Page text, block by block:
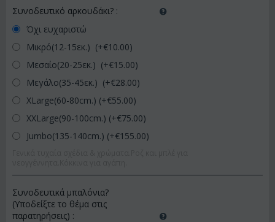
Συνοδευτικό αρκουδάκι? :
Όχι ευχαριστώ
Μικρό(12-15εκ.) (+€10.00)
Μεσαίο(20-25εκ.) (+€15.00)
Μεγάλο(35-45εκ.) (+€28.00)
XLarge(60-80cm.) (+€55.00)
XXLarge(90-100cm.) (+€75.00)
Jumbo(135-140cm.) (+€155.00)
Συνοδευτικά μπαλόνια?
(Υποδείξτε το θέμα στις
παρατηρήσεις) :